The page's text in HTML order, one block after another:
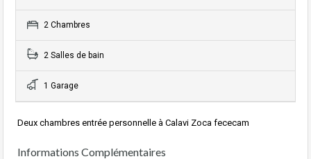
2 Chambres
2 Salles de bain
1 Garage
Deux chambres entrée personnelle à Calavi Zoca fececam
Informations Complémentaires